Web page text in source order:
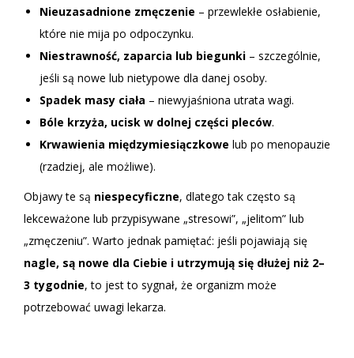
Nieuzasadnione zmęczenie – przewlekłe osłabienie,
które nie mija po odpoczynku.
Niestrawność, zaparcia lub biegunki – szczególnie,
jeśli są nowe lub nietypowe dla danej osoby.
Spadek masy ciała – niewyjaśniona utrata wagi.
Bóle krzyża, ucisk w dolnej części pleców.
Krwawienia międzymiesiączkowe lub po menopauzie
(rzadziej, ale możliwe).
Objawy te są niespecyficzne, dlatego tak często są
lekceważone lub przypisywane „stresowi”, „jelitom” lub
„zmęczeniu”. Warto jednak pamiętać: jeśli pojawiają się
nagle, są nowe dla Ciebie i utrzymują się dłużej niż 2–
3 tygodnie, to jest to sygnał, że organizm może
potrzebować uwagi lekarza.